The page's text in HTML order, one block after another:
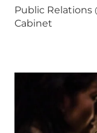
Public Relations
Cabinet